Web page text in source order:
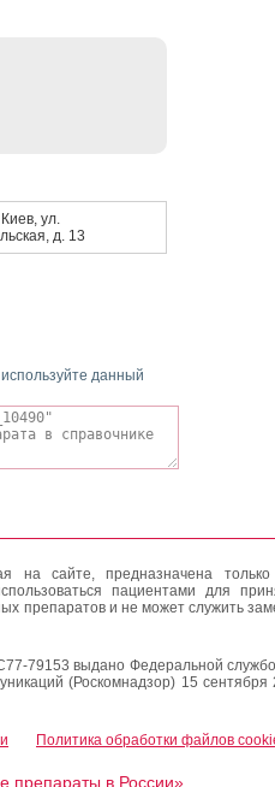
ул.
д. 13
данный
на сайте, предназначена
пациентами для
препаратов и не может служить
79153 выдано Федеральной
(Роскомнадзор) 15 сентября
Политика обработки файлов
препараты в России»